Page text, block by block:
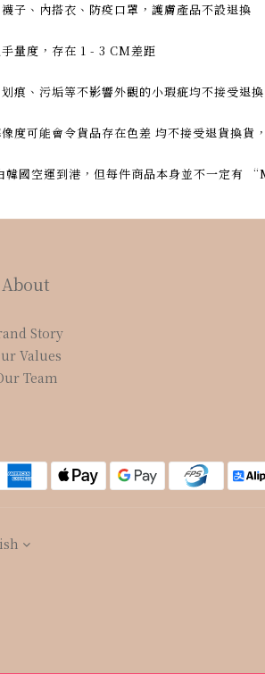
子、內搭衣、防疫口罩，護膚產品不設退換
量度，存在 1 - 3 CM差距
痕、污垢等不影響外觀的小瑕疵均不接受退換
度可能會令貨品存在色差 均不接受退貨換貨
韓國空運到港，但每件商品本身並不一定有
About
Story
Values
Team